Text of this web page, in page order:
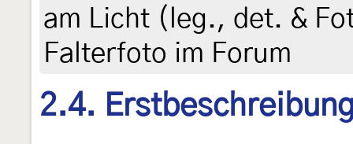
am Licht (leg., det. &
Falterfoto im Forum
2.4.